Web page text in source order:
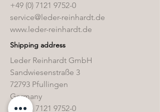
+49 (0) 7121 9752-0
service@leder-reinhardt.de
www.leder-reinhardt.de
Shipping address
Leder Reinhardt GmbH
Sandwiesenstraße 3
72793 Pfullingen
Germany
+49 (0) 7121 9752-0